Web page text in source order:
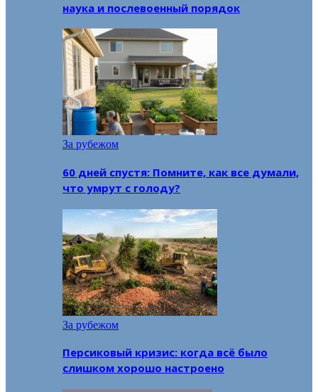
наука и послевоенный порядок
За рубежом
60 дней спустя: Помните, как все думали,
что умрут с голоду?
За рубежом
Персиковый кризис: когда всё было
слишком хорошо настроено